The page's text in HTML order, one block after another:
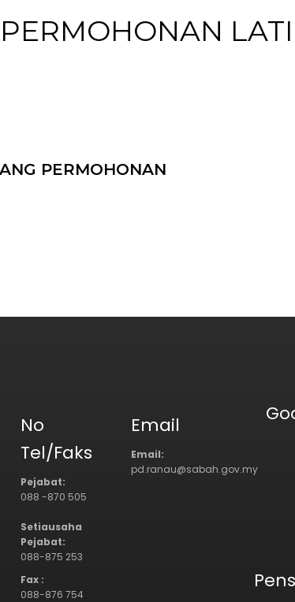
PERMOHONAN
PERMOHONAN
No
Tel/Faks
Pejabat:
088 -870 505
Setiausaha
Pejabat:
088-875 253
Fax :
088-876 754
Email
Email:
pd.ranau@sabah.gov.my